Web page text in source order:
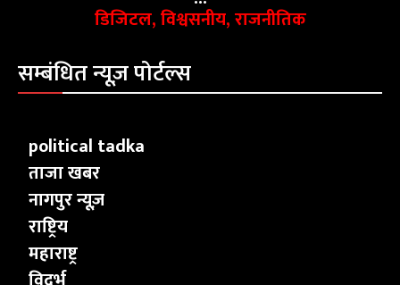
डिजिटल, विश्वसनीय, राजनीतिक
सम्बंधित न्यूज़ पोर्टल्स
political tadka
ताजा खबर
नागपुर न्यूज़
राष्ट्रिय
महाराष्ट्र